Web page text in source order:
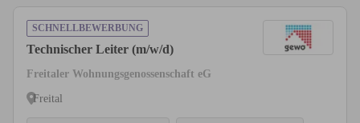
SCHNELLBEWERBUNG
Technischer Leiter (m/w/d)
Freitaler Wohnungsgenossenschaft eG
Freital